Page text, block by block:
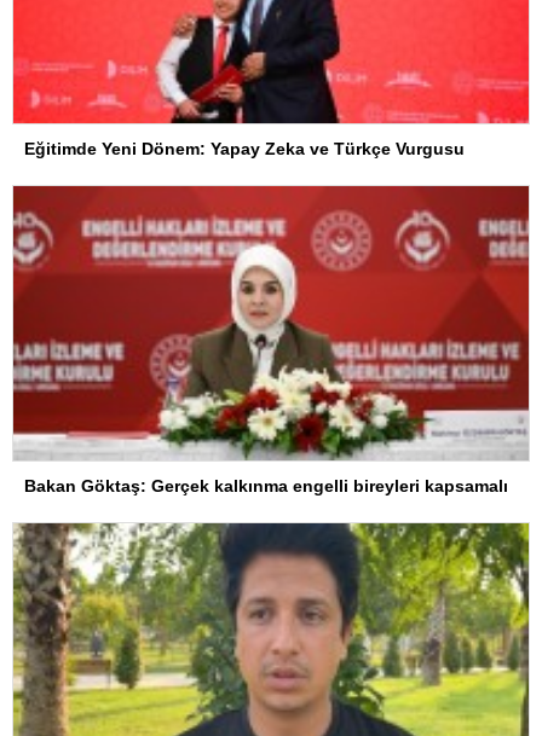
Eğitimde Yeni Dönem: Yapay Zeka ve Türkçe Vurgusu
Bakan Göktaş: Gerçek kalkınma engelli bireyleri kapsamalı